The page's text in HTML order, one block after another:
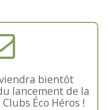
bientôt
lancement de la
Éco Héros !